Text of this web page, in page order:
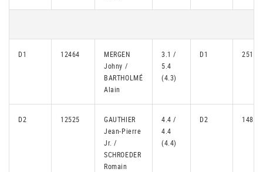
D1 12464
MERGEN
Johny /
BARTHOLMÉ
Alain
3.1 /
5.4
(4.3)
D1 25157
D2 12525
GAUTHIER
Jean-Pierre
Jr. /
SCHROEDER
Romain
4.4 /
4.4
(4.4)
D2 14807